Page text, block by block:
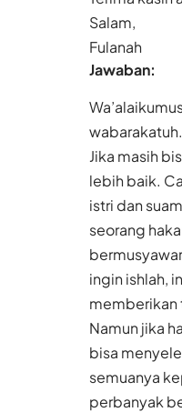
Salam,
Fulanah
Jawaban:
wabarakatuh.
Jika masih
lebih baik.
istri dan
seorang
ingin ishlah,
memberikan
Namun jika
bisa
semuanya
perbanyak